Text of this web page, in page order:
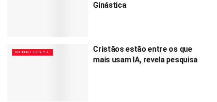
Ginástica
MUNDO GOSPEL
Cristãos estão entre os que
mais usam IA, revela pesquisa